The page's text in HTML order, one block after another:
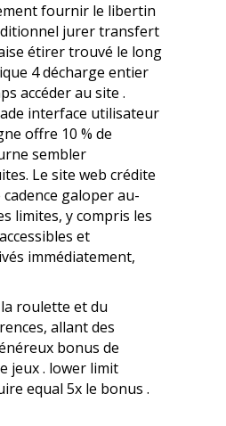
fournir le libertin
jurer transfert
étirer trouvé le long
4 décharge entier
accéder au site .
interface utilisateur
offre 10 % de
sembler
Le site web crédite
galoper au-
limites, y compris les
et
immédiatement,
roulette et du
allant des
bonus de
jeux . lower limit
equal 5x le bonus .